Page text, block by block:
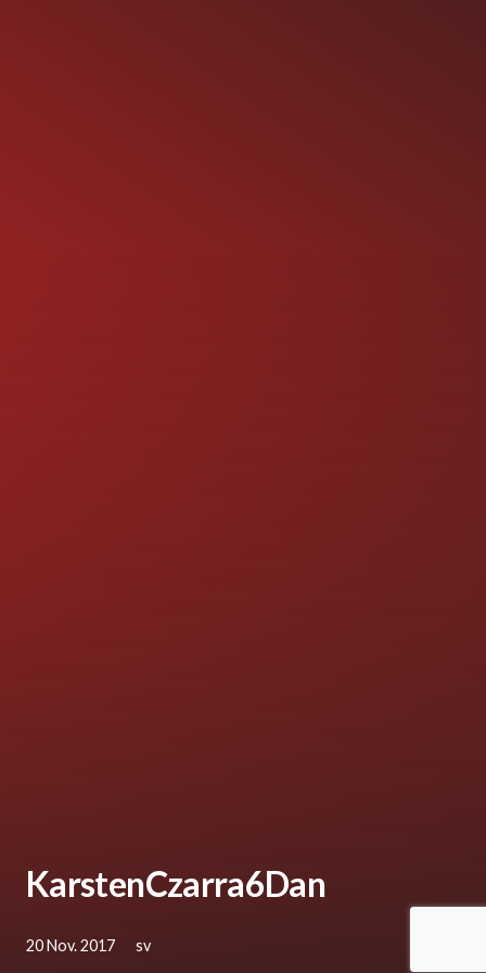
KarstenCzarra6Dan
20 Nov. 2017 sv